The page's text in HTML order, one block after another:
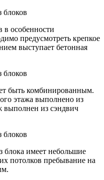
в особенности
предусмотреть крепкое
выступает бетонная
быть комбинированным.
этажа выполнено из
выполнен из сэндвич
имеет небольшие
потолков пребывание на